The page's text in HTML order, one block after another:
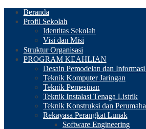
Beranda
Profil Sekolah
Identitas Sekolah
Visi dan Misi
Struktur Organisasi
PROGRAM KEAHLIAN
Desain Pemodelan dan
Teknik Komputer Jaringan
Teknik Pemesinan
Teknik Instalasi Tenaga Listrik
Teknik Konstruksi dan
Rekayasa Perangkat Lunak
Software Engineering